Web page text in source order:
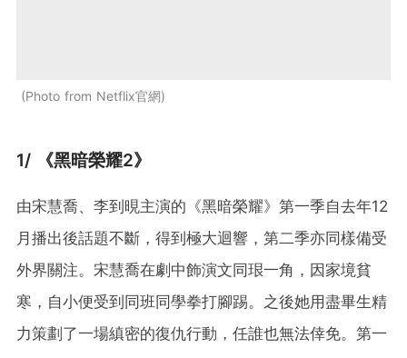
Photo from Netflix官網
1/ 《黑暗榮耀2》
由宋慧喬、李到晛主演的《黑暗榮耀》第一季自去年12
月播出後話題不斷，得到極大迴響，第二季亦同樣備受
外界關注。宋慧喬在劇中飾演文同珢一角，因家境貧
寒，自小便受到同班同學拳打腳踢。之後她用盡畢生精
力策劃了一場縝密的復仇行動，任誰也無法倖免。第一